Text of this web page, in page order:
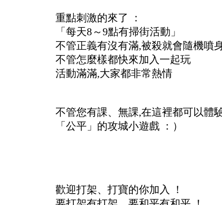
重點刺激的來了 ：
「每天8～9點有掃街活動」
不管正義有沒有滿,被殺就會隨機噴
不管怎麼樣都快來加入一起玩
活動滿滿,大家都非常熱情
不管您有課、無課,在這裡都可以體
「公平」的攻城小遊戲 ：）
歡迎打架、打寶的你加入 ！